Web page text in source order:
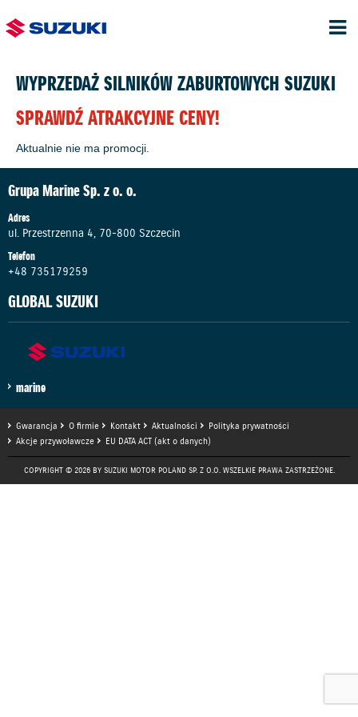
WYPRZEDAŻ SILNIKÓW ZABURTOWYCH SUZUKI
SPRAWDŹ ATRAKCYJNE CENY!
Aktualnie nie ma promocji.
Grupa Marine Sp. z o. o.
Adres
ul. Przestrzenna 4, 70-800 Szczecin
Telefon
+48 735179259
GLOBAL SUZUKI
marine
Gwarancja O firmie Kontakt Aktualności
Polityka prywatności
Akcje przywoławcze
EU DATA ACT (akt o danych)
COPYRIGHT © 2026 BY SUZUKI MOTOR POLAND SP. Z O.O. WSZELKIE PRAWA ZASTRZEŻONE.